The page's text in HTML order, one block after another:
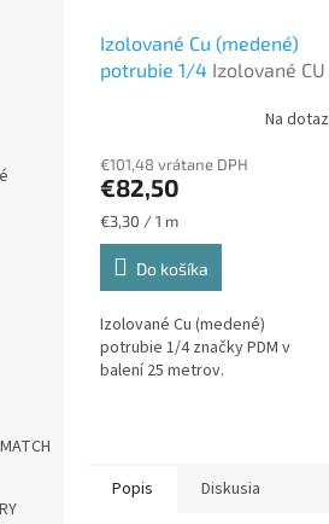
Izolované Cu (medené)
potrubie 1/4 Izolované CU
Na dotaz
€101,48 vrátane DPH
€82,50
Jednotková
cena:
€3,30 / 1 m
Do košíka
Izolované Cu (medené)
potrubie 1/4 značky PDM v
balení 25 metrov.
Popis Diskusia